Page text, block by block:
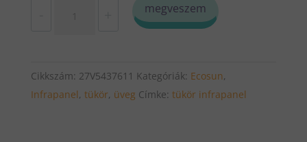
infra
panel
megveszem
Cikkszám: 27V5437611 Kategóriák: Ecosun,
Infrapanel, tükör, üveg Címke: tükör infrapanel